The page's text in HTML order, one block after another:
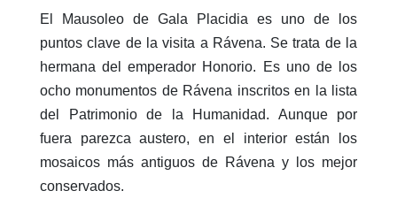
El Mausoleo de Gala Placidia es uno de los
puntos clave de la visita a Rávena. Se trata de la
hermana del emperador Honorio. Es uno de los
ocho monumentos de Rávena inscritos en la lista
del Patrimonio de la Humanidad. Aunque por
fuera parezca austero, en el interior están los
mosaicos más antiguos de Rávena y los mejor
conservados.